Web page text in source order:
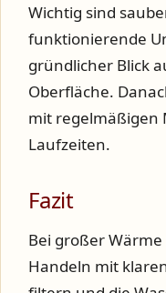
Wichtig sind
funktionierende
gründlicher Blick
Oberfläche.
mit regelmäßigen
Laufzeiten.
Fazit
Bei großer
Handeln mit